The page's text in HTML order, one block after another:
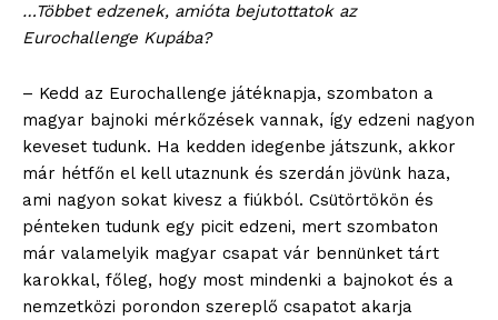
blogSZOLNOK
szubjektív élményportál
…Többet edzenek, amióta bejutottatok az
Eurochallenge Kupába?
– Kedd az Eurochallenge játéknapja, szombaton a
magyar bajnoki mérkőzések vannak, így edzeni nagyon
keveset tudunk. Ha kedden idegenbe játszunk, akkor
már hétfőn el kell utaznunk és szerdán jövünk haza,
ami nagyon sokat kivesz a fiúkból. Csütörtökön és
pénteken tudunk egy picit edzeni, mert szombaton
már valamelyik magyar csapat vár bennünket tárt
karokkal, főleg, hogy most mindenki a bajnokot és a
nemzetközi porondon szereplő csapatot akarja